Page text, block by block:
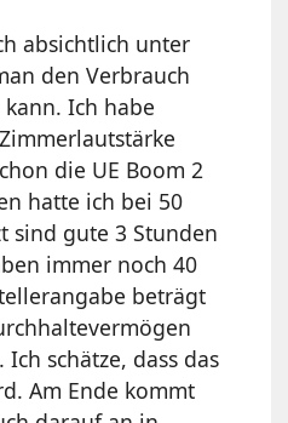
absichtlich unter
den Verbrauch
Ich habe
die UE Boom 2
hatte ich bei 50
sind gute 3 Stunden
immer noch 40
beträgt
schätze, dass das
Am Ende kommt